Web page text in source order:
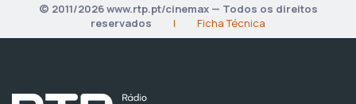
© 2011/2026 www.rtp.pt/cinemax — Todos os direitos
reservados
| Ficha Técnica